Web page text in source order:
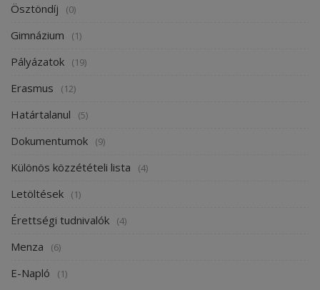
Ösztöndíj (0)
Gimnázium (1)
Pályázatok (19)
Erasmus (12)
Határtalanul (5)
Dokumentumok (9)
Különös közzétételi lista (4)
Letöltések (1)
Érettségi tudnivalók (4)
Menza (6)
E-Napló (1)